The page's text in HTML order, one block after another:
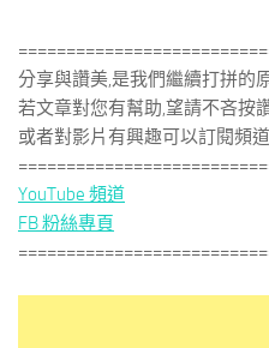
分享與讚美,是我們繼續打拼的
若文章對您有幫助,望請不吝按
或者對影片有興趣可以訂閱頻
YouTube 頻道
FB 粉絲專頁